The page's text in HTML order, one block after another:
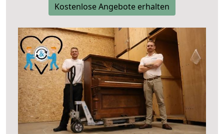
Kostenlose Angebote erhalten